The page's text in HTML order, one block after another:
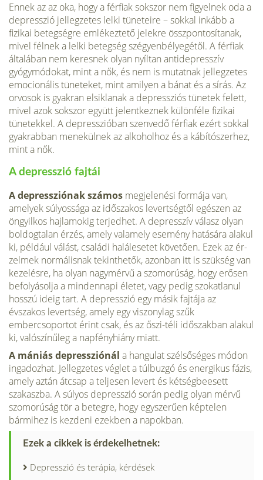
Ennek az az oka, hogy a férfiak sokszor nem figyelnek oda a
depresszió jellegzetes lelki tüneteire – sokkal inkább a
fizikai betegségre emlékezte­tő jelekre összpontosítanak,
mivel fél­nek a lelki betegség szégyenbélyegé­től. A férfiak
általában nem keresnek olyan nyíltan antidepresszív
gyógymó­dokat, mint a nők, és nem is mutatnak jellegzetes
emocionális tüneteket, mint amilyen a bánat és a sírás. Az
or­vosok is gyakran elsiklanak a depressziós tünetek felett,
mivel azok sok­szor együtt jelentkeznek különféle fizikai
tünetekkel. A depresszióban szenvedő férfiak ezért sokkal
gyakrab­ban menekülnek az alkoholhoz és a kábítószerhez,
mint a nők.
A depresszió fajtái
A depressziónak számos megjelenési formája van,
amelyek súlyossága az időszakos levertségtől egészen az
ön­gyilkos hajlamokig terjedhet. A depresszív válasz olyan
boldog­talan érzés, amely valamely esemény hatására alakul
ki, például válást, családi halálesetet követően. Ezek az ér­
zelmek normálisnak tekinthetők, azonban itt is szükség van
kezelésre, ha olyan nagymérvű a szomorúság, hogy erősen
befolyásolja a mindenna­pi életet, vagy pedig szokatlanul
hosszú ideig tart. A depresszió egy másik fajtája az
évszakos levertség, amely egy viszonylag szűk
embercsoportot érint csak, és az őszi-téli időszakban alakul
ki, valószínűleg a napfényhiány miatt.
A mániás depressziónál a han­gulat szélsőséges módon
ingadozhat. Jellegzetes véglet a túlbuzgó és energi­kus fázis,
amely aztán átcsap a teljesen levert és kétségbeesett
szakaszba. A súlyos depresszió során pedig olyan mérvű
szomorúság tör a betegre, hogy egyszerűen képtelen
bármihez is kez­deni ezekben a napokban.
Ezek a cikkek is érdekelhetnek:
Depresszió és terápia, kérdések